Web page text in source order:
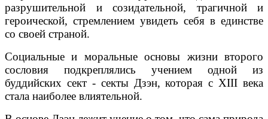
разрушительной и созидательной, трагичной и
героической, стремлением увидеть себя в единстве
со своей страной.
Социальные и моральные основы жизни второго
сословия подкреплялись учением одной из
буддийских сект - секты Дзэн, которая с XIII века
стала наиболее влиятельной.